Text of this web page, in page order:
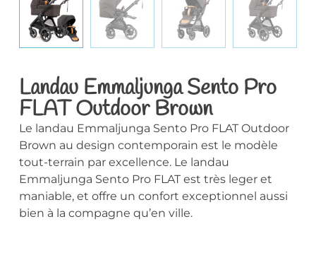
Landau Emmaljunga Sento Pro
FLAT Outdoor Brown
Le landau Emmaljunga Sento Pro FLAT Outdoor
Brown au design contemporain est le modèle
tout-terrain par excellence. Le landau
Emmaljunga Sento Pro FLAT est très leger et
maniable, et offre un confort exceptionnel aussi
bien à la compagne qu’en ville.